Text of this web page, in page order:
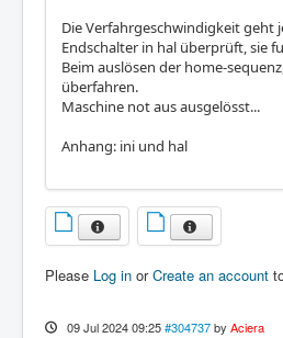
Die Verfahrgeschwindigkeit geht
Endschalter in hal überprüft, sie
Beim auslösen der home-
überfahren.
Maschine not aus ausgelösst...
Anhang: ini und hal
Please Log in orCreate an account
09 Jul 2024 09:25 #304737 by Aciera